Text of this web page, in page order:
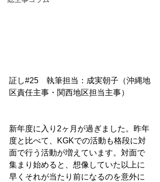
証し#25　執筆担当：成実朝子（沖縄地
区責任主事・関西地区担当主事）
新年度に入り2ヶ月が過ぎました。昨年
度と比べて、KGKでの活動も格段に対
面で行う活動が増えています。対面で
集まり始めると、想像していた以上に
早くそれが当たり前になるのを意外に